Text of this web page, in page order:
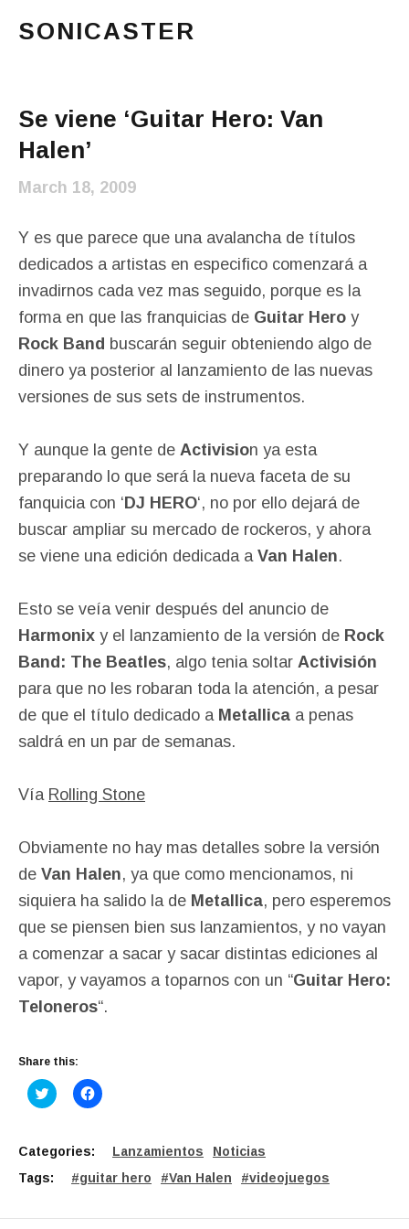
SONICASTER
Se viene ‘Guitar Hero: Van
Halen’
March 18, 2009
Y es que parece que una avalancha de títulos
dedicados a artistas en especifico comenzará a
invadirnos cada vez mas seguido, porque es la
forma en que las franquicias de Guitar Hero y
Rock Band buscarán seguir obteniendo algo de
dinero ya posterior al lanzamiento de las nuevas
versiones de sus sets de instrumentos.
Y aunque la gente de Activision ya esta
preparando lo que será la nueva faceta de su
fanquicia con ‘ DJ HERO‘, no por ello dejará de
buscar ampliar su mercado de rockeros, y ahora
se viene una edición dedicada a Van Halen.
Esto se veía venir después del anuncio de
Harmonix y el lanzamiento de la versión de Rock
Band: The Beatles, algo tenia soltar Activisión
para que no les robaran toda la atención, a pesar
de que el título dedicado a Metallica a penas
saldrá en un par de semanas.
Vía Rolling Stone
Obviamente no hay mas detalles sobre la versión
de Van Halen, ya que como mencionamos, ni
siquiera ha salido la de Metallica, pero esperemos
que se piensen bien sus lanzamientos, y no vayan
a comenzar a sacar y sacar distintas ediciones al
vapor, y vayamos a toparnos con un “Guitar Hero:
Teloneros“.
Share this:
C
l
t
o
s
h
e
C
l
s
h
e
Categories: Lanzamientos
Noticias
Tags:
guitar hero Van Halen videojuegos